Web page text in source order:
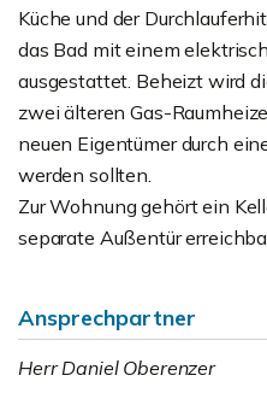
Küche und der
das Bad mit einem
ausgestattet. Beheizt wird
zwei älteren Gas-
neuen Eigentümer durch
werden sollten.
Zur Wohnung gehört ein
separate Außentür
Ansprechpartner
Herr Daniel Oberenzer